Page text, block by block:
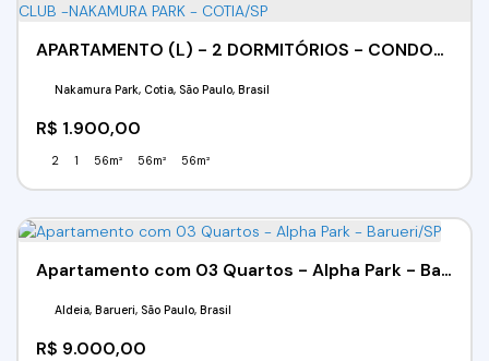
APARTAMENTO (L) - 2 DORMITÓRIOS - CONDOMÍNIO GRAND CLUB -NAKAMURA PARK - COTIA/SP
R$ 1.900,00
Nakamura Park, Cotia, São Paulo, Brasil
2 1 56m² 56m² 56m²
Apartamento com 03 Quartos - Alpha Park - Barueri/SP
R$ 9.000,00
Aldeia, Barueri, São Paulo, Brasil